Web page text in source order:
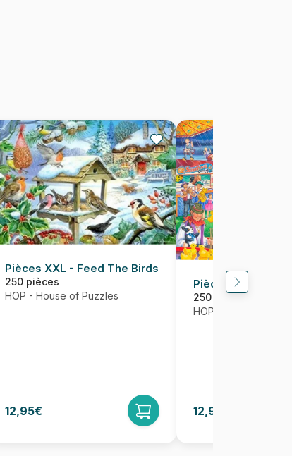
Pièces XXL - Feed The Birds
250 pièces
HOP - House of Puzzles
12,95€
Pièces XXL -
250 pièces
HOP - House of
12,95€